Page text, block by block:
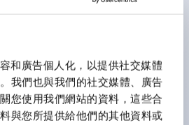
和廣告個人化，以提供社交媒體
我們也與我們的社交媒體、廣告
您使用我們網站的資料，這些合
與您所提供給他們的其他資料或
（面板前為IP65）。
一體型指示燈，機種豐富！
急停止開關。備有照明與非照明
出或旋轉型。具備直接開路動作功